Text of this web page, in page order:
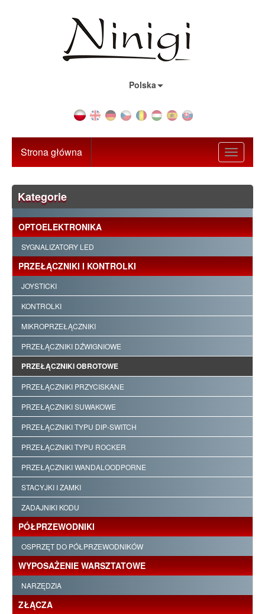
Polska
Toggle
Strona główna
Kategorie
OPTOELEKTRONIKA
SYGNALIZATORY LED
PRZEŁĄCZNIKI I KONTROLKI
JOYSTICKI
KONTROLKI
MIKROPRZEŁĄCZNIKI
PRZEŁĄCZNIKI DŹWIGNIOWE
PRZEŁĄCZNIKI OBROTOWE
PRZEŁĄCZNIKI PRZYCISKANE
PRZEŁĄCZNIKI SUWAKOWE
PRZEŁĄCZNIKI TYPU DIP-SWITCH
PRZEŁĄCZNIKI TYPU ROCKER
PRZEŁĄCZNIKI WANDALOODPORNE
STACYJKI I ZAMKI
ZADAJNIKI KODU
PÓŁPRZEWODNIKI
OSPRZĘT DO PÓŁPRZEWODNIKÓW
WYPOSAŻENIE WARSZTATOWE
NARZĘDZIA
ZŁĄCZA